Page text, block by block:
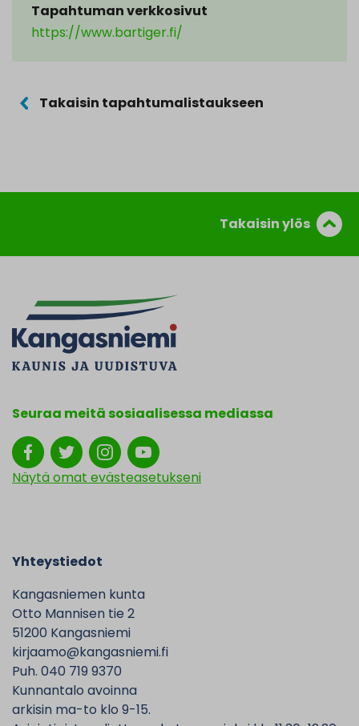
Tapahtuman verkkosivut
https://www.bartiger.fi/
Takaisin tapahtumalistaukseen
Takaisin ylös
Seuraa meitä sosiaalisessa mediassa
Näytä omat evästeasetukseni
Yhteystiedot
Kangasniemen kunta
Otto Mannisen tie 2
51200 Kangasniemi
kirjaamo@kangasniemi.fi
Puh. 040 719 9370
Kunnantalo avoinna
arkisin ma-to klo 9-15.